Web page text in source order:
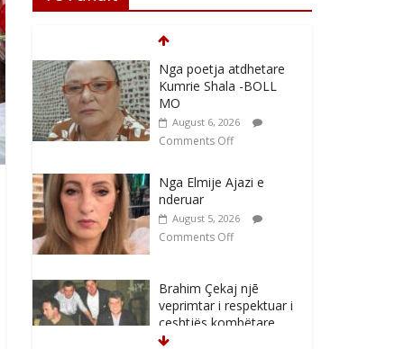
Nga poetja atdhetare
Kumrie Shala -BOLL
MO
August 6, 2026
Comments Off
Nga Elmije Ajazi e
nderuar
August 5, 2026
Comments Off
Brahim Çekaj njē
veprimtar i respektuar i
çeshtjës kombëtare